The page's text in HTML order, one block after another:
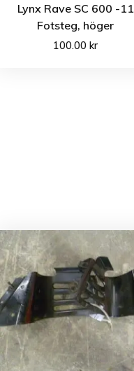
Lynx Rave SC 600 -11
Fotsteg, höger
100.00kr